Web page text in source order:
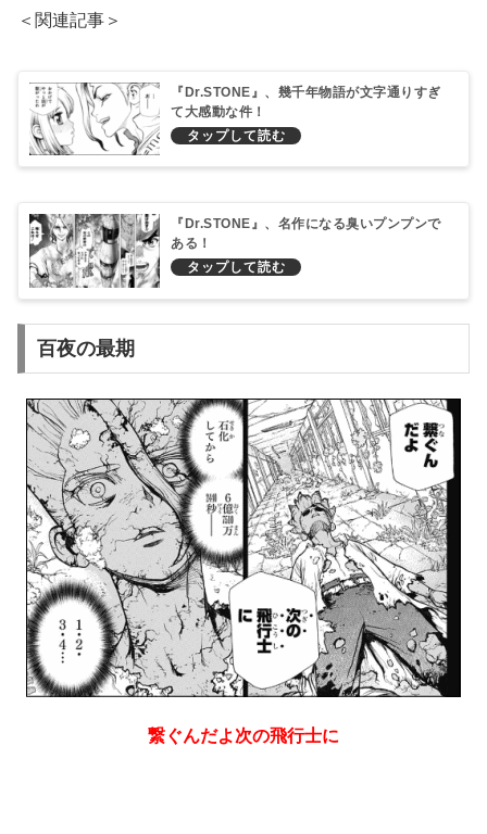
＜関連記事＞
『Dr.STONE』、幾千年物語が文字通りすぎ
て大感動な件！
『Dr.STONE』、名作になる臭いプンプンで
ある！
百夜の最期
繋ぐんだよ次の飛行士に